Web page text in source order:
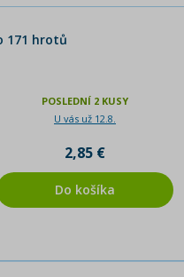
171 hrotů
POSLEDNÍ 2 KUSY
U vás už 12.8.
2,85 €
Do košíka